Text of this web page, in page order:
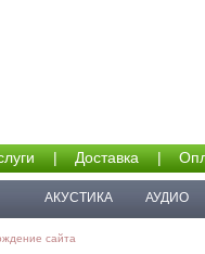
| Доставка |
АКУСТИКА АУДИО
сайта